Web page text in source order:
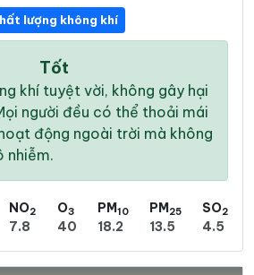
lượng không khí
Tốt
khí tuyệt vời, không gây hại
người đều có thể thoải mái
động ngoài trời mà không
nhiễm.
NO2
7.8
O3
40
PM10
18.2
PM25
13.5
SO2
4.5